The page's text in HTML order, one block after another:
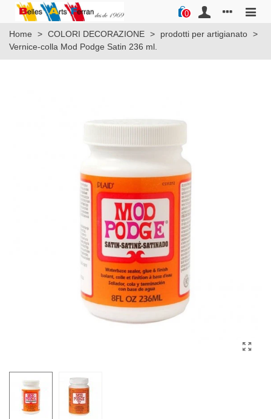
0
Home > COLORI DECORAZIONE > prodotti per artigianato >
Vernice-colla Mod Podge Satin 236 ml.